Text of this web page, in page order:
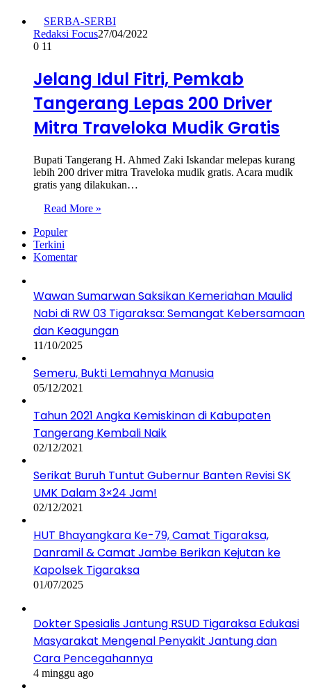
SERBA-SERBI
Redaksi Focus27/04/2022
0 11
Jelang Idul Fitri, Pemkab
Tangerang Lepas 200 Driver
Mitra Traveloka Mudik Gratis
Bupati Tangerang H. Ahmed Zaki Iskandar melepas kurang
lebih 200 driver mitra Traveloka mudik gratis. Acara mudik
gratis yang dilakukan…
Read More »
Populer
Terkini
Komentar
Wawan Sumarwan Saksikan Kemeriahan Maulid
Nabi di RW 03 Tigaraksa: Semangat Kebersamaan
dan Keagungan
11/10/2025
Semeru, Bukti Lemahnya Manusia
05/12/2021
Tahun 2021 Angka Kemiskinan di Kabupaten
Tangerang Kembali Naik
02/12/2021
Serikat Buruh Tuntut Gubernur Banten Revisi SK
UMK Dalam 3×24 Jam!
02/12/2021
HUT Bhayangkara Ke-79, Camat Tigaraksa,
Danramil & Camat Jambe Berikan Kejutan ke
Kapolsek Tigaraksa
01/07/2025
Dokter Spesialis Jantung RSUD Tigaraksa Edukasi
Masyarakat Mengenal Penyakit Jantung dan
Cara Pencegahannya
4 minggu ago